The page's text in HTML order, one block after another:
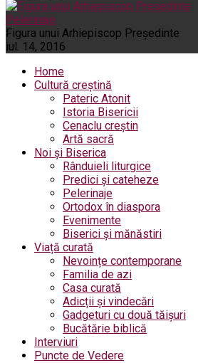
Pelerinaje
Figura unui Arhiepiscop Preşedinte
iul. 14, 2016
Home
Cultură creștină
Pateric Atonit
Istoria Bisericii
Cenaclu creștin
Artă sacră
Noi și Biserica
Rânduieli liturgice
Predici și cateheze
Pelerinaje
Ortodox în diaspora
Evenimente
Biserici și mănăstiri
Viață curată
Nevoințe contemporane
Familia de azi
Casa curată
Adicții și vindecări
Gadgeturi cu două tăișuri
Bucătărie biblică
Interviuri
Puncte de Vedere